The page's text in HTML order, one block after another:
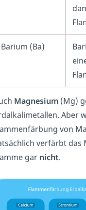
Barium (Ba)
Magnesium(Mg)
Aber
von
verfärbt das
gar nicht.